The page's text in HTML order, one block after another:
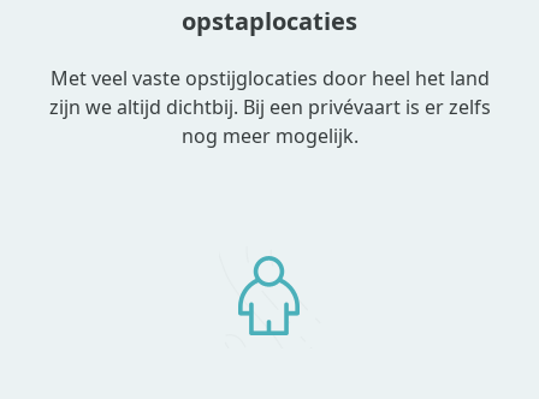
opstaplocaties
Met veel vaste opstijglocaties door heel het land
zijn we altijd dichtbij. Bij een privévaart is er zelfs
nog meer mogelijk.